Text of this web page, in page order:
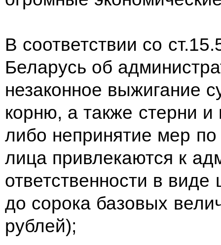
В соответствии со
Беларусь об
незаконное выжигание
корню, а также стерни
либо непринятие мер
лица привлекаются к
ответственности в
до сорока базовых
рублей);